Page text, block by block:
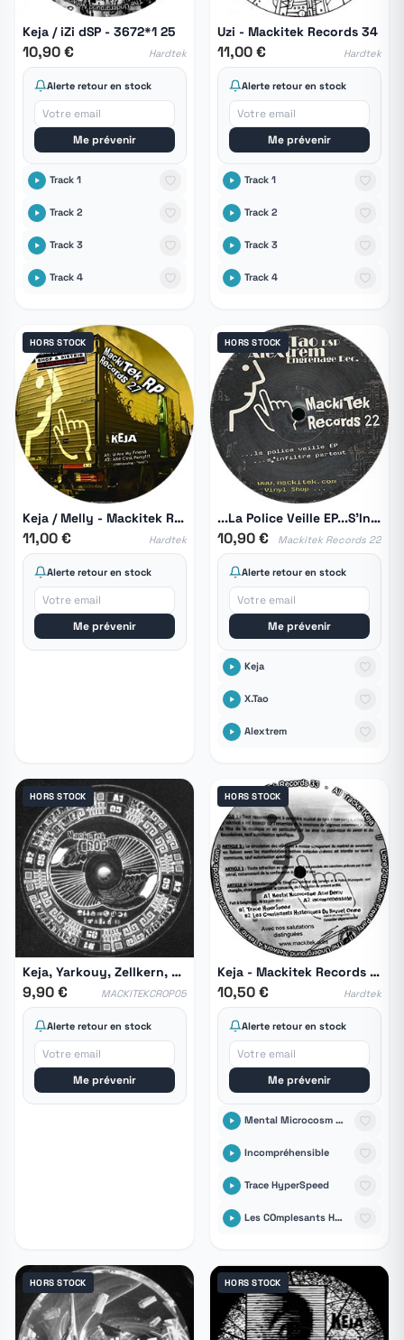
Keja / iZi dSP - 3672*1 25
10,90 € Hardtek
Alerte retour en stock
Me prévenir
Track 1
Track 2
Track 3
Track 4
Uzi - Mackitek Records 34
11,00 € Hardtek
Alerte retour en stock
Me prévenir
Track 1
Track 2
Track 3
Track 4
HORS STOCK
Keja / Melly - Mackitek RP Records 27
11,00 € Hardtek
Alerte retour en stock
Me prévenir
HORS STOCK
...La Police Veille EP...S'Infiltre Partout
10,90 € Mackitek Records 22
Alerte retour en stock
Me prévenir
Keja
X.Tao
Alextrem
HORS STOCK
Keja, Yarkouy, Zellkern, Mem Pamal, R-Mit
9,90 € MACKITEKCROP05
Alerte retour en stock
Me prévenir
HORS STOCK
Keja - Mackitek Records 33
10,50 € Hardtek
Alerte retour en stock
Me prévenir
Mental Microcosm Acid Deriv
Incompréhensible
Trace HyperSpeed
Les COmplesants Hystériques Du Nouvel Ordre
HORS STOCK HORS STOCK